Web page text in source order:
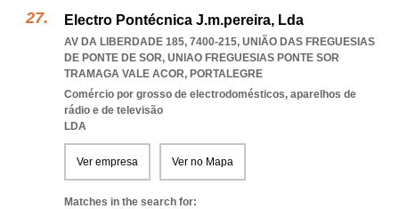
Electro Pontécnica J.m.pereira, Lda
AV DA LIBERDADE 185, 7400-215, UNIÃO DAS FREGUESIAS
DE PONTE DE SOR, UNIAO FREGUESIAS PONTE SOR
TRAMAGA VALE ACOR, PORTALEGRE
Comércio por grosso de electrodomésticos, aparelhos de
rádio e de televisão
LDA
Ver empresa Ver no Mapa
Matches in the search for: